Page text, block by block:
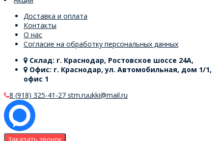
Доставка и оплата
Контакты
О нас
Согласие на обработку персональных данных
Склад: г. Краснодар, Ростовское шоссе 24А,
Офис: г. Краснодар, ул. Автомобильная, дом 1/1,
офис 1
8 (918) 325-41-27 stm.ruukki@mail.ru
Заказать звонок